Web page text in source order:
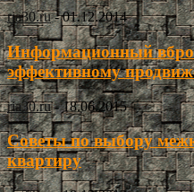
ria30.ru - 01.12.2014
Информационный
эффективному
ria30.ru - 18.06.2015
Советы по выбору
квартиру